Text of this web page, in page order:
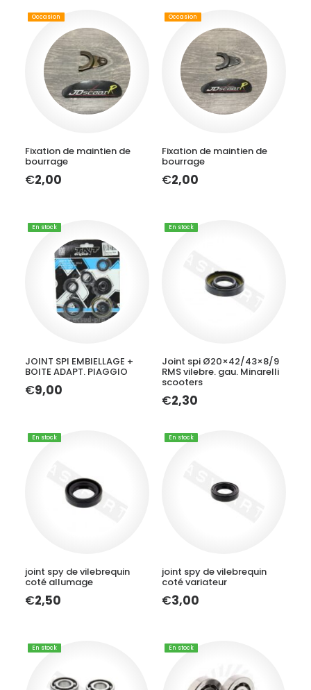
Fixation de maintien de
bourrage
€2,00
Occasion
Fixation de maintien de
bourrage
€2,00
Occasion
JOINT SPI EMBIELLAGE +
BOITE ADAPT. PIAGGIO
€9,00
En stock
Joint spi Ø20×42/43×8/9
RMS vilebre. gau. Minarelli
scooters
€2,30
En stock
joint spy de vilebrequin
coté allumage
€2,50
En stock
joint spy de vilebrequin
coté variateur
€3,00
En stock
En stock En stock